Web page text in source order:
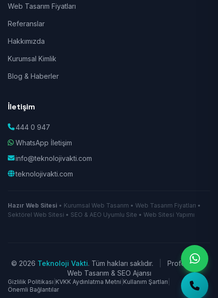
Web Tasarım Fiyatları
Referanslar
Hakkımızda
Kurumsal Kimlik
Blog & Haberler
İletişim
444 0 947
WhatsApp İletişim
info@teknolojivakti.com
teknolojivakti.com
Hazır Web Sitesi • Kurumsal Web Tasarım • Web Tasarım Fiyatları •
Sektörel Web Sitesi • SEO & AEO Uyumlu Site • Web Sitesi Yapımı
© 2026 Teknoloji Vakti. Tüm hakları saklıdır.
Profesyonel
Web Tasarım & SEO Ajansı
Gizlilik Politikası KVKK Aydınlatma Metni Kullanım Şartları
Önemli Bağlantılar